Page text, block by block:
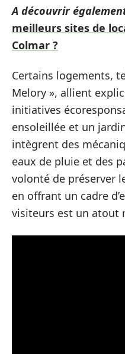
A découvrir
meilleurs sites de
Colmar ?
Certains logements,
Melory », allient
initiatives
ensoleillée et un
intègrent des
eaux de pluie et des
volonté de préserver
en offrant un cadre
visiteurs est un atout